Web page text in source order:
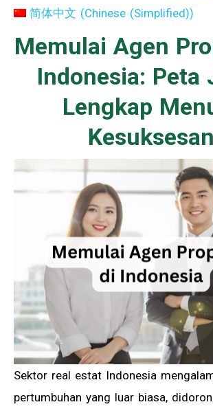
简体中文 (Chinese (Simplified))
Memulai Agen
Indonesia: Peta
Lengkap
Kesuksesan
Sektor real estat Indonesia
pertumbuhan yang luar biasa,